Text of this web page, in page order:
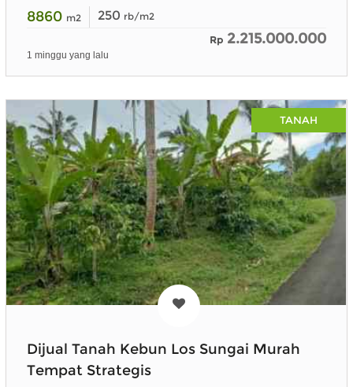
8860 m2 250 rb/m2
Rp 2.215.000.000
1 minggu yang lalu
TANAH
Dijual Tanah Kebun Los Sungai Murah
Tempat Strategis